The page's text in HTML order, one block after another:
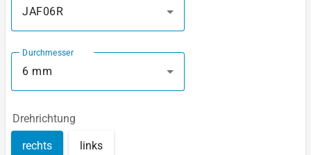
JAF06R
Durchmesser
6 mm
Drehrichtung
rechts links